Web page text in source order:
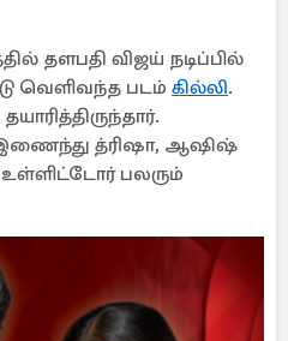
தளபதி விஜய் நடிப்பில்
வெளிவந்த படம் கில்லி.
இணைந்து த்ரிஷா, ஆஷிஷ்
உள்ளிட்டோர் பலரும்